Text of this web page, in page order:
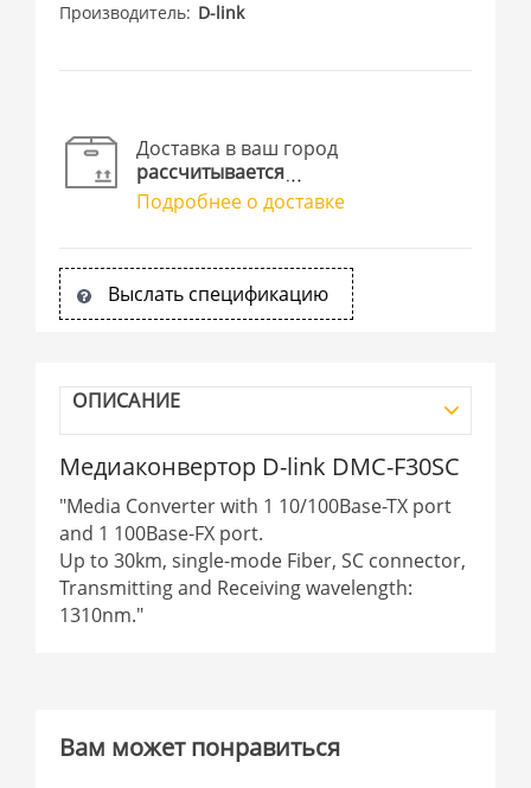
Производитель D-link
Доставка в ваш город
рассчитывается
Подробнее о доставке
Выслать спецификацию
ОПИСАНИЕ
Медиаконвертор D-link DMC-F30SC
"Media Converter with 1 10/100Base-TX port
and 1 100Base-FX port.
Up to 30km, single-mode Fiber, SC connector,
Transmitting and Receiving wavelength:
1310nm."
Вам может понравиться